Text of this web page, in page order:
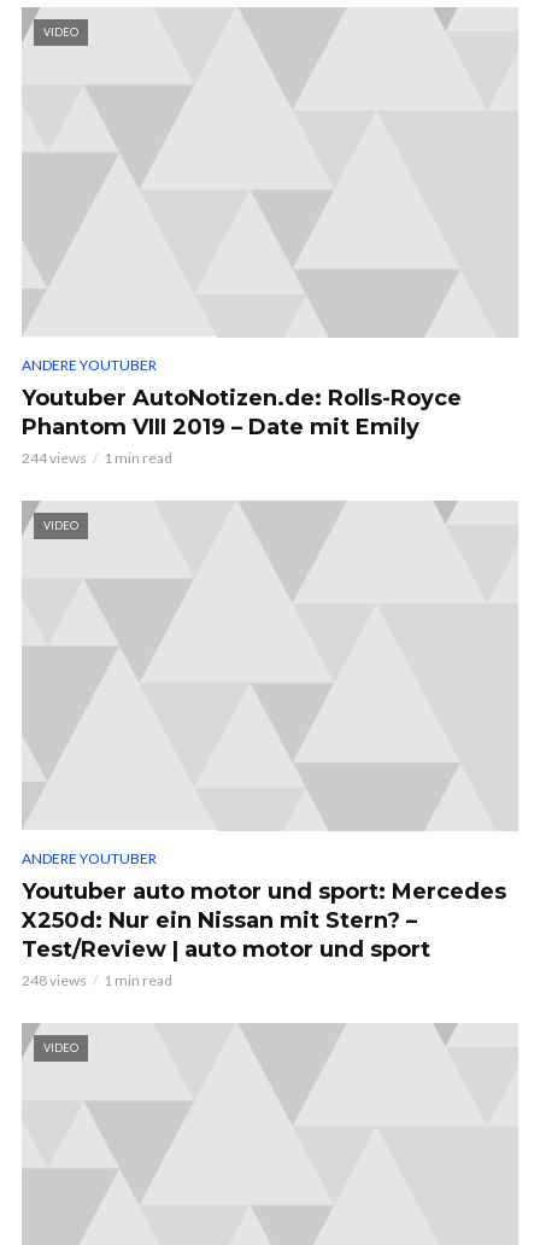
VIDEO
ANDERE YOUTUBER
Youtuber AutoNotizen.de: Rolls-Royce
Phantom VIII 2019 – Date mit Emily
244 views 1 min read
VIDEO
ANDERE YOUTUBER
Youtuber auto motor und sport: Mercedes
X250d: Nur ein Nissan mit Stern? –
Test/Review | auto motor und sport
248 views 1 min read
VIDEO